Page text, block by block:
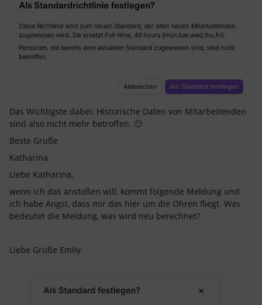
Das Wichtigste dabei: Historische Daten von Mitarbeitenden
sind also nicht mehr betroffen. 🙂
Beste Grüße
Katharina
Liebe Katharina,
wenn ich das anstoßen will, kommt folgende Meldung und
ich habe Angst, dass mir das hier um die Ohren fliegt. Was
bedeutet die Meldung, was wird neu berechnet?
Liebe Grüße Emily